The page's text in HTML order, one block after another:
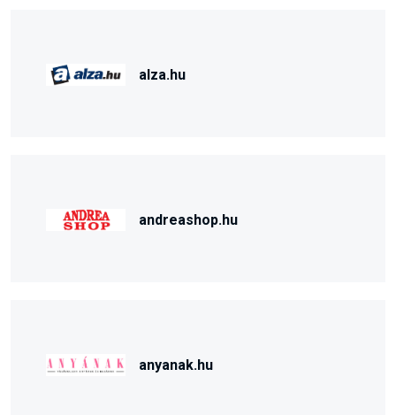
alza.hu
andreashop.hu
anyanak.hu